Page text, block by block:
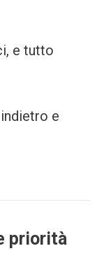
e tutto
e
priorità